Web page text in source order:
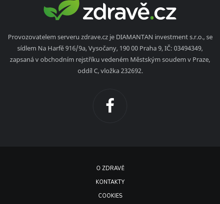
Provozovatelem serveru zdrave.cz je DIAMANTAN investment s.r.o., se
sídlem Na Harfě 916/9a, Vysočany, 190 00 Praha 9, IČ: 03494349,
zapsaná v obchodním rejstříku vedeném Městským soudem v Praze,
oddíl C, vložka 232692.
O ZDRAVĚ
KONTAKTY
COOKIES